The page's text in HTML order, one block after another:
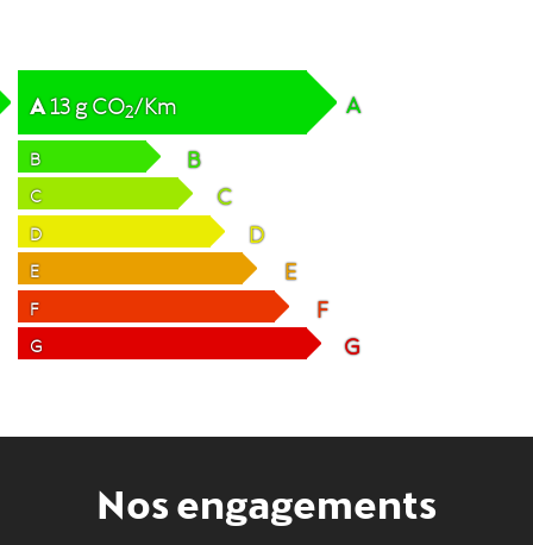
A13gCO2/Km A
B B
C C
D D
E E
F F
G G
Nos engagements